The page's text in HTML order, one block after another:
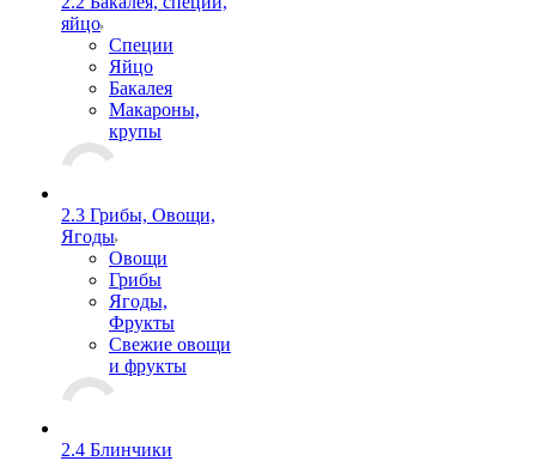
яйцо
Специи
Яйцо
Бакалея
Макароны,
крупы
2.3 Грибы, Овощи,
Ягоды
Овощи
Грибы
Ягоды,
Фрукты
Свежие овощи
и фрукты
2.4 Блинчики